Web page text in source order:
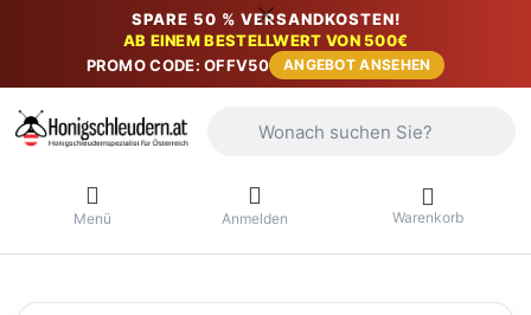
SPARE 50 % VERSANDKOSTEN!
AB EINEM BESTELLWERT VON 500€
PROMO CODE: OFFV50
ANGEBOT ANSEHEN
Menü Anmelden Warenkorb